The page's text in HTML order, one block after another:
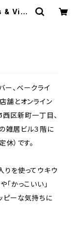
& Vint
ー、ベークライ
舗とオンライン
西区新町一丁目、
雑居ビル３階に
）です。
りを使ってウキウ
「かっこいい」
ピーな気持ちに